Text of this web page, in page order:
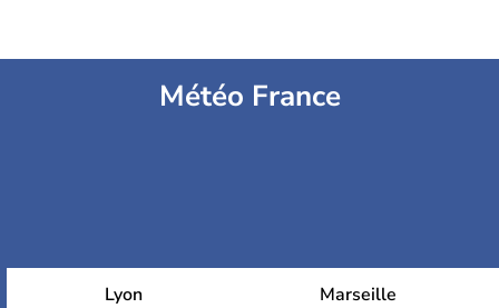
Météo France
Lyon Marseille